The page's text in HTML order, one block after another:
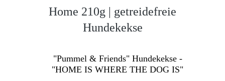
Home 210g | getreidefreie
Hundekekse
"Pummel & Friends" Hundekekse -
"HOME IS WHERE THE DOG IS"